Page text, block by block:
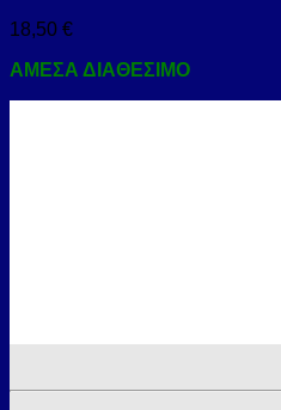
18,50 €
ΑΜΕΣΑ ΔΙΑΘΕΣΙΜΟ